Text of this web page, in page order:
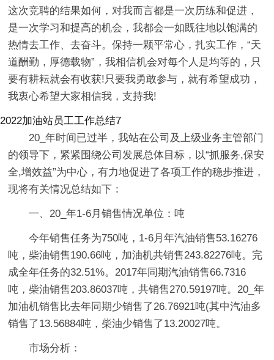
这次竞聘的结果如何，对我而言都是一次历练和促进，
是一次学习和提高的机会，我都会一如既往地以饱满的
热情去工作、去奋斗。保持一颗平常心，扎实工作，“天
道酬勤，厚德载物”，我相信机会对每个人是均等的，只
要有耕耘就会有收获!只要我勇敢参与，就有希望成功，
我衷心希望大家相信我，支持我!
2022加油站员工工作总结7
20_年时间已过半，我站在公司及上级业务主管部门
的领导下，紧紧围绕公司发展总体目标，以“抓服务,保安
全,增效益”为中心，有力地促进了各项工作的稳步推进，
现将有关情况总结如下：
一、20_年1-6月销售情况单位：吨
今年销售任务为750吨，1-6月年汽油销售53.16276
吨，柴油销售190.66吨，加油机共销售243.82276吨。完
成全年任务的32.51%。2017年同期汽油销售66.7316
吨，柴油销售203.86037吨，共销售270.59197吨。20_年
加油机销售比去年同期少销售了26.76921吨(其中汽油多
销售了13.56884吨，柴油少销售了13.20027吨。
市场分析：